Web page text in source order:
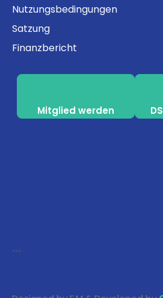
Nutzungsbedingungen
Satzung
Finanzbericht
Mitglied werden
```